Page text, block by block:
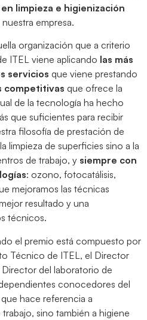
limpieza e higienización
empresa.
organización que a criterio
ITEL viene aplicando las más
servicios que viene prestando
competitivas que ofrece la
de la tecnología ha hecho
que suficientes para recibir
filosofía de prestación de
limpieza de superficies sino a la
de trabajo, y siempre con
: ozono, fotocatálisis,
mejoramos las técnicas
resultado y una
técnicos.
el premio está compuesto por
Técnico de ITEL, el Director
del laboratorio de
conocedores del
hace referencia a
sino también a higiene